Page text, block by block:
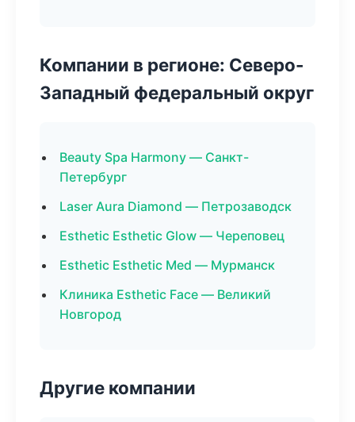
Компании в регионе: Северо-
Западный федеральный округ
Beauty Spa Harmony — Санкт-
Петербург
Laser Aura Diamond — Петрозаводск
Esthetic Esthetic Glow — Череповец
Esthetic Esthetic Med — Мурманск
Клиника Esthetic Face — Великий
Новгород
Другие компании